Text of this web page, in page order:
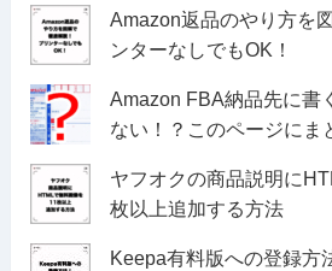
Amazon返品のやり方を
ンターなしでもOK！
Amazon FBA納品先に書
ない！？このページにま
ヤフオクの商品説明に
枚以上追加する方法
Keepa有料版への登録方